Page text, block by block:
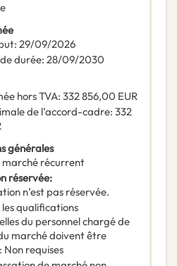
: 29/09/2026
durée: 28/09/2030
hors TVA: 332 856,00 EUR
de l’accord-cadre: 332
générales
marché récurrent
réservée:
n’est pas réservée.
les qualifications
du personnel chargé de
marché doivent être
: Non requises